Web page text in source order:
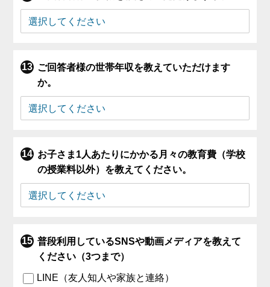
ご回答者様の世帯年収を教えていただけます
か。
お子さま1人あたりにかかる月々の教育費（学校
の授業料以外）を教えてください。
普段利用しているSNSや動画メディアを教えて
ください（3つまで）
LINE（友人知人や家族と連絡）